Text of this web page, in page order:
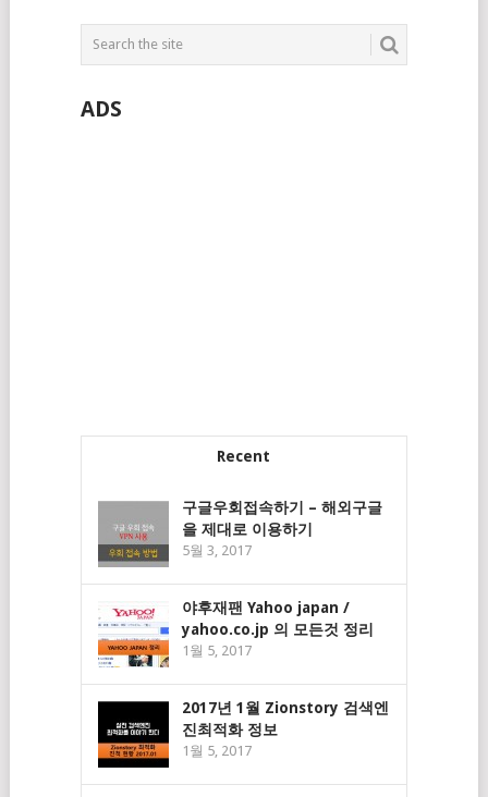
ADS
Recent
구글우회접속하기 – 해외구글
을 제대로 이용하기
5월 3, 2017
야후재팬 Yahoo japan /
yahoo.co.jp 의 모든것 정리
1월 5, 2017
2017년 1월 Zionstory 검색엔
진최적화 정보
1월 5, 2017